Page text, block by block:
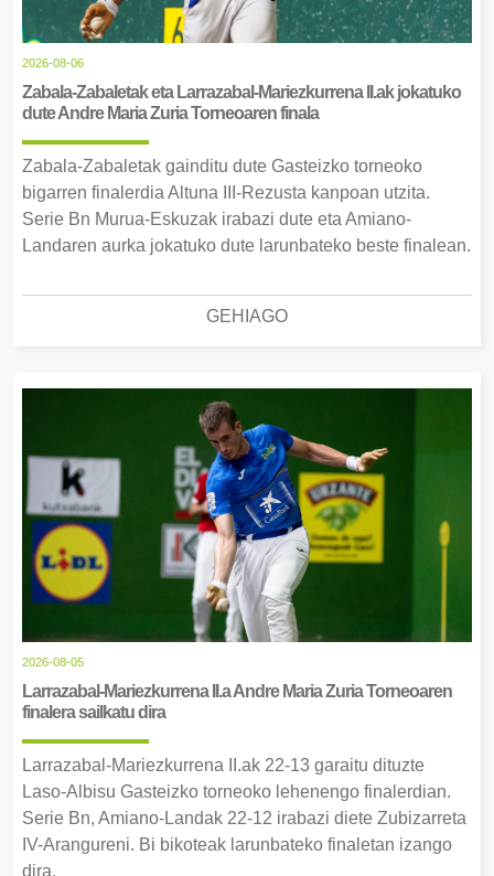
2026-08-06
Zabala-Zabaletak eta Larrazabal-Mariezkurrena II.ak jokatuko
dute Andre Maria Zuria Torneoaren finala
Zabala-Zabaletak gainditu dute Gasteizko torneoko
bigarren finalerdia Altuna III-Rezusta kanpoan utzita.
Serie Bn Murua-Eskuzak irabazi dute eta Amiano-
Landaren aurka jokatuko dute larunbateko beste finalean.
GEHIAGO
2026-08-05
Larrazabal-Mariezkurrena II.a Andre Maria Zuria Torneoaren
finalera sailkatu dira
Larrazabal-Mariezkurrena II.ak 22-13 garaitu dituzte
Laso-Albisu Gasteizko torneoko lehenengo finalerdian.
Serie Bn, Amiano-Landak 22-12 irabazi diete Zubizarreta
IV-Arangureni. Bi bikoteak larunbateko finaletan izango
dira.